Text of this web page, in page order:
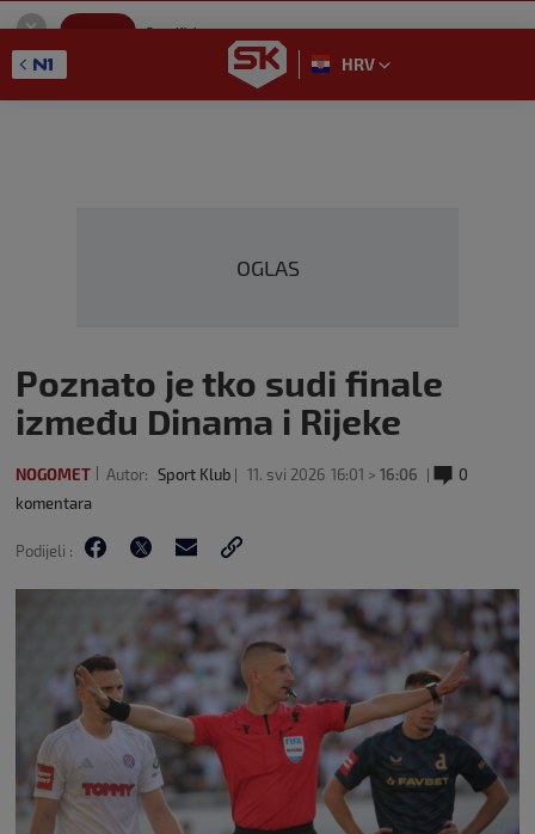
SportKlub
GET - On the Google Play
HRV
OGLAS
Poznato je tko sudi finale
između Dinama i Rijeke
NOGOMET Autor: Sport Klub 11. svi 2026 16:01 > 16:06
0
komentara
Podijeli :